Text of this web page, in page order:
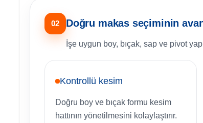
02 Doğru makas seçiminin
İşe uygun boy, bıçak, sap ve pivot
Kontrollü kesim
Doğru boy ve bıçak formu kesim
hattının yönetilmesini kolaylaştırır.